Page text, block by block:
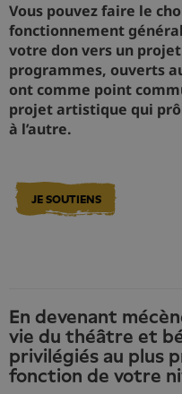
Vous pouvez faire le
fonctionnement
votre don vers un
programmes, ouverts
ont comme point
projet artistique qui
à l’autre.
JE SOUTIENS
En devenant
vie du théâtre et
privilégiés au plus
fonction de votre